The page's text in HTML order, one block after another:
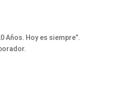
Años. Hoy es siempre”.